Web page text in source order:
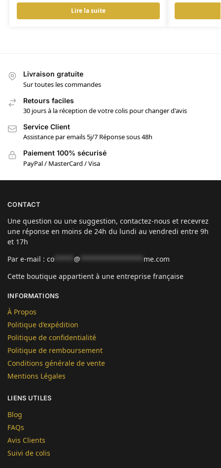
Lire la suite
Livraison gratuite
Sur toutes les commandes
Retours faciles
30 jours à la réception de votre colis pour changer d'avis
Service Client
Assistance par emails 5j/7 Réponse sous 48h
Paiement 100% sécurisé
PayPal / MasterCard / Visa
CONTACT
Une question ou une suggestion, contactez-nous et recevrez
une réponse en moins de 24h du lundi au vendredi entre 9h
et 17h
Par e-mail : co @
me.com
Cette boutique appartient à une entreprise française
INFORMATIONS
À Propos
Politique d’expédition
Politique de confidentialité
Politique de remboursement
Conditions générale de vente
Mentions Légales
LIENS UTILES
Blog
FAQs
Avis Clients
Suivi de colis